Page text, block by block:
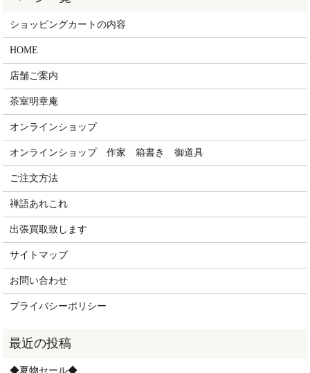
ショッピングカートの内容
HOME
店舗ご案内
茶室明章庵
オンラインショップ
オンラインショップ 作家 箱書き 御道具
ご注文方法
禅語あれこれ
出張買取致します
サイトマップ
お問い合わせ
プライバシーポリシー
◆夏物セール◆